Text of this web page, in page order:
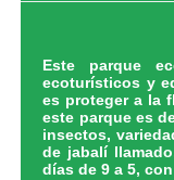
Este parque
ecoturísticos y
es proteger a la
este parque es
insectos,
de jabalí
días de 9 a 5,